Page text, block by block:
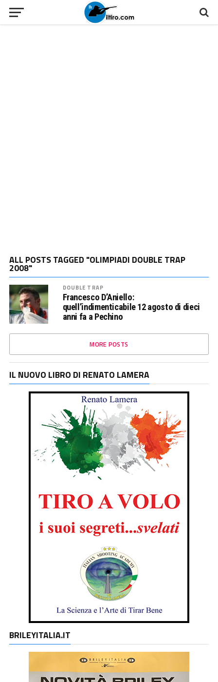
ALL POSTS TAGGED "OLIMPIADI DOUBLE TRAP
2008"
DOUBLE TRAP
Francesco D’Aniello:
quell’indimenticabile 12 agosto di dieci
anni fa a Pechino
MORE POSTS
IL NUOVO LIBRO DI RENATO LAMERA
BRILEYITALIA.IT